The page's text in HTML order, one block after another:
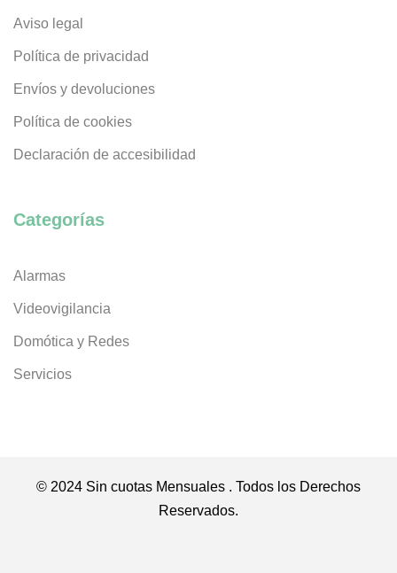
Aviso legal
Política de privacidad
Envíos y devoluciones
Política de cookies
Declaración de accesibilidad
Categorías
Alarmas
Videovigilancia
Domótica y Redes
Servicios
© 2024 Sin cuotas Mensuales . Todos los Derechos
Reservados.